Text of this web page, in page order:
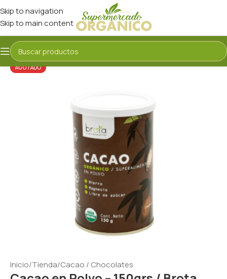
Skip to navigation
Skip to main content
AGOTADO
Inicio/Tienda/Cacao / Chocolates